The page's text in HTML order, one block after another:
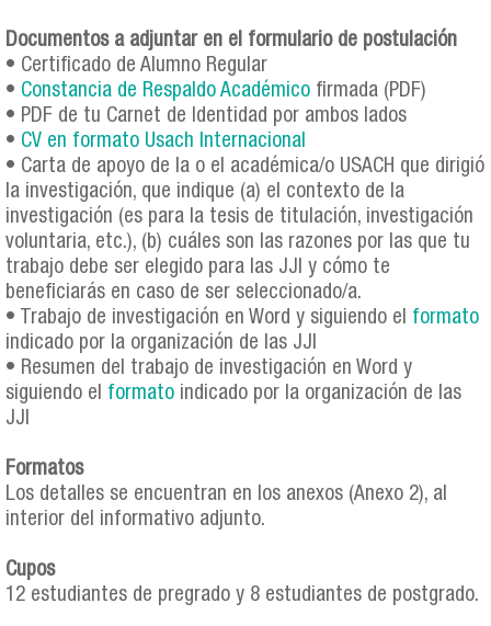
Documentos a adjuntar en el formulario de postulación
• Certificado de Alumno Regular
• Constancia de Respaldo Académico firmada (PDF)
• PDF de tu Carnet de Identidad por ambos lados
• CV en formato Usach Internacional
• Carta de apoyo de la o el académica/o USACH que dirigió
la investigación, que indique (a) el contexto de la
investigación (es para la tesis de titulación, investigación
voluntaria, etc.), (b) cuáles son las razones por las que tu
trabajo debe ser elegido para las JJI y cómo te
beneficiarás en caso de ser seleccionado/a.
• Trabajo de investigación en Word y siguiendo el formato
indicado por la organización de las JJI
• Resumen del trabajo de investigación en Word y
siguiendo el formato indicado por la organización de las
JJI
Formatos
Los detalles se encuentran en los anexos (Anexo 2), al
interior del informativo adjunto.
Cupos
12 estudiantes de pregrado y 8 estudiantes de postgrado.